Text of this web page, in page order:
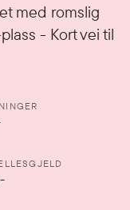
med romslig
- Kort vei til